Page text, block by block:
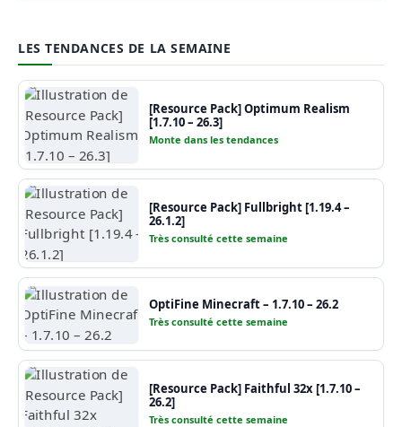
LES TENDANCES DE LA SEMAINE
[Resource Pack] Optimum Realism
[1.7.10 – 26.3]
Monte dans les tendances
[Resource Pack] Fullbright [1.19.4 –
26.1.2]
Très consulté cette semaine
OptiFine Minecraft – 1.7.10 – 26.2
Très consulté cette semaine
[Resource Pack] Faithful 32x [1.7.10 –
26.2]
Très consulté cette semaine